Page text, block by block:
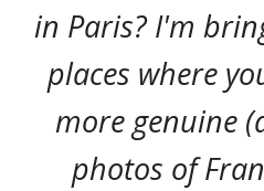
in Paris? I'm
places where
more genuine
photos of